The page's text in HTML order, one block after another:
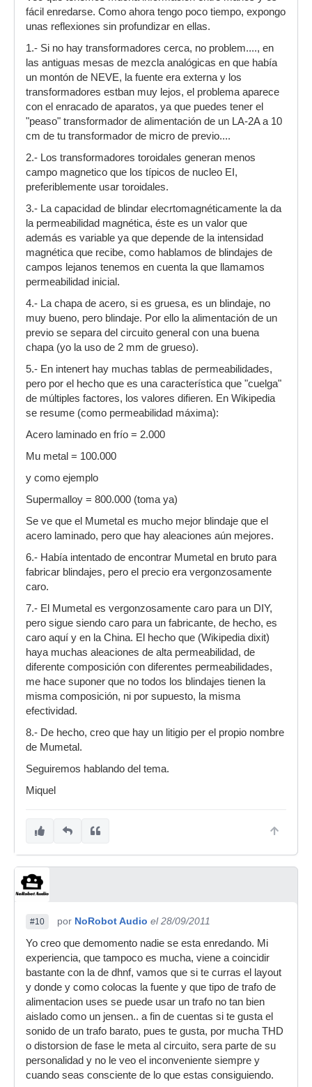
fácil enredarse. Como ahora tengo poco tiempo, expongo
unas reflexiones sin profundizar en ellas.
1.- Si no hay transformadores cerca, no problem...., en
las antiguas mesas de mezcla analógicas en que había
un montón de NEVE, la fuente era externa y los
transformadores estban muy lejos, el problema aparece
con el enracado de aparatos, ya que puedes tener el
"peaso" transformador de alimentación de un LA-2A a 10
cm de tu transformador de micro de previo....
2.- Los transformadores toroidales generan menos
campo magnetico que los típicos de nucleo EI,
preferiblemente usar toroidales.
3.- La capacidad de blindar elecrtomagnéticamente la da
la permeabilidad magnética, éste es un valor que
además es variable ya que depende de la intensidad
magnética que recibe, como hablamos de blindajes de
campos lejanos tenemos en cuenta la que llamamos
permeabilidad inicial.
4.- La chapa de acero, si es gruesa, es un blindaje, no
muy bueno, pero blindaje. Por ello la alimentación de un
previo se separa del circuito general con una buena
chapa (yo la uso de 2 mm de grueso).
5.- En intenert hay muchas tablas de permeabilidades,
pero por el hecho que es una característica que "cuelga"
de múltiples factores, los valores difieren. En Wikipedia
se resume (como permeabilidad máxima):
Acero laminado en frío = 2.000
Mu metal = 100.000
y como ejemplo
Supermalloy = 800.000 (toma ya)
Se ve que el Mumetal es mucho mejor blindaje que el
acero laminado, pero que hay aleaciones aún mejores.
6.- Había intentado de encontrar Mumetal en bruto para
fabricar blindajes, pero el precio era vergonzosamente
caro.
7.- El Mumetal es vergonzosamente caro para un DIY,
pero sigue siendo caro para un fabricante, de hecho, es
caro aquí y en la China. El hecho que (Wikipedia dixit)
haya muchas aleaciones de alta permeabilidad, de
diferente composición con diferentes permeabilidades,
me hace suponer que no todos los blindajes tienen la
misma composición, ni por supuesto, la misma
efectividad.
8.- De hecho, creo que hay un litigio per el propio nombre
de Mumetal.
Seguiremos hablando del tema.
Miquel
#10 por NoRobot Audio el 28/09/2011
Yo creo que demomento nadie se esta enredando. Mi
experiencia, que tampoco es mucha, viene a coincidir
bastante con la de dhnf, vamos que si te curras el layout
y donde y como colocas la fuente y que tipo de trafo de
alimentacion uses se puede usar un trafo no tan bien
aislado como un jensen.. a fin de cuentas si te gusta el
sonido de un trafo barato, pues te gusta, por mucha THD
o distorsion de fase le meta al circuito, sera parte de su
personalidad y no le veo el inconveniente siempre y
cuando seas consciente de lo que estas consiguiendo.